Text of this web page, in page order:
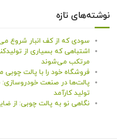
نوشته‌های تازه
سودی که از کف انبار شروع
اشتباهی که بسیاری از
مرتکب می‌شوند
فروشگاه خود را با پالت چوبی
پالت‌ها در صنعت
تولید کارآمد
نگاهی نو به پالت چوبی: از